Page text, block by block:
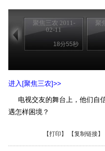
聚焦三农 2011-
02-11
18分55秒
聚
进入[聚焦三农]>>
电视交友的舞台上，他们自
遇怎样困境？
【打印 】 【复制链接】